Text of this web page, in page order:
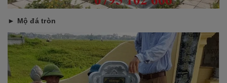
► Mộ đá tròn